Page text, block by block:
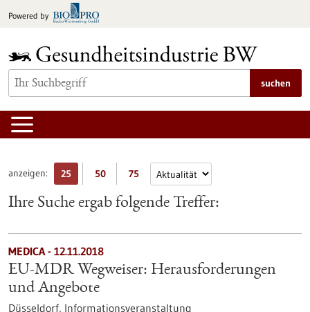
Inhalt
Powered by
suchen
anzeigen: 25 50 75
Ihre Suche ergab folgende Treffer:
MEDICA - 12.11.2018
EU-MDR Wegweiser: Herausforderungen
und Angebote
Düsseldorf, Informationsveranstaltung